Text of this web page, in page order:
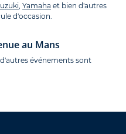
Yamaha et bien d'autres
d'occasion.
au Mans
événements sont